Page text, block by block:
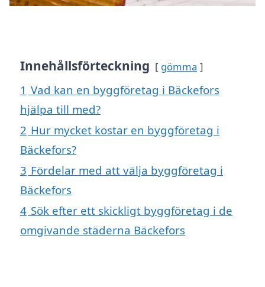
Innehållsförteckning gömma
1 Vad kan en byggföretag i Bäckefors
hjälpa till med?
2 Hur mycket kostar en byggföretag i
Bäckefors?
3 Fördelar med att välja byggföretag i
Bäckefors
4 Sök efter ett skickligt byggföretag i de
omgivande städerna Bäckefors